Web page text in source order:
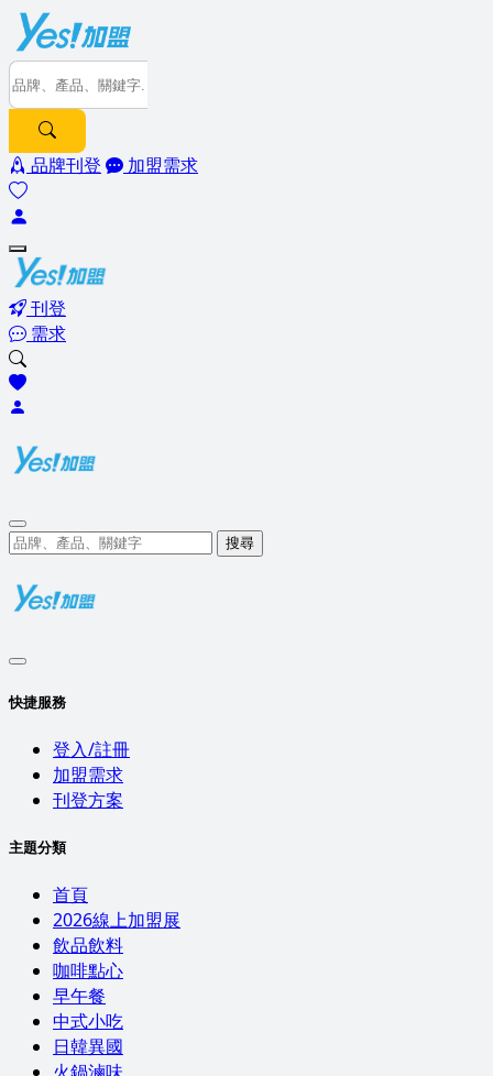
品牌刊登 加盟需求
刊登
需求
搜尋
快捷服務
登入/註冊
加盟需求
刊登方案
主題分類
首頁
2026線上加盟展
飲品飲料
咖啡點心
早午餐
中式小吃
日韓異國